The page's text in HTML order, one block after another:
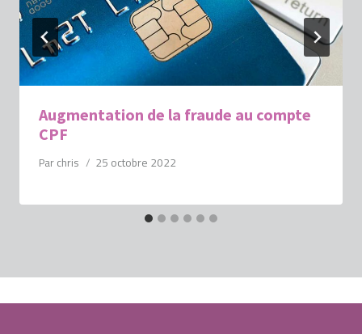
Augmentation de la fraude au compte
CPF
Par chris 25 octobre 2022